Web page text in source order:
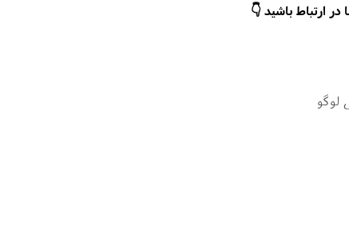
ارتباط باشید 👇
لوگو